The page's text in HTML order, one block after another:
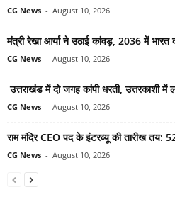
CG News - August 10, 2026
मंत्री रेखा आर्या ने उठाई कांवड़, 2036 में
CG News - August 10, 2026
उत्तराखंड में दो जगह कांपी धरती, उत्तरकाशी
CG News - August 10, 2026
राम मंदिर CEO पद के इंटरव्यू की तारीख तय:
CG News - August 10, 2026